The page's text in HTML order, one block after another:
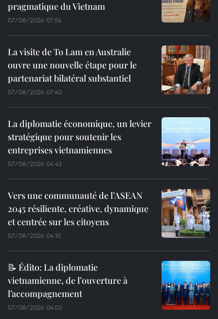
pragmatique du Vietnam
07/08/2026 07:54
La visite de To Lam en Australie
ouvre une nouvelle étape pour le
partenariat bilatéral substantiel
07/08/2026 07:40
La diplomatie économique, un levier
stratégique pour soutenir les
entreprises vietnamiennes
07/08/2026 04:43
Vers une communauté de l’ASEAN
2045 résiliente, créative, dynamique
et centrée sur les citoyens
07/08/2026 04:10
📝 Édito: La diplomatie
vietnamienne, de l’ouverture à
l’accompagnement
07/08/2026 04:03